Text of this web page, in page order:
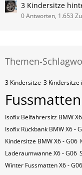
3 Kindersitze
0 Antworten, 1.653
Themen-
3 Kindersitze 3 Kindersitze
Isofix Beifahrersitz BMW
Isofix Rückbank BMW X6 -
Kindersitze BMW X6 - G06
Laderaumwanne X6 - G06
Winter Fussmatten X6 - G06